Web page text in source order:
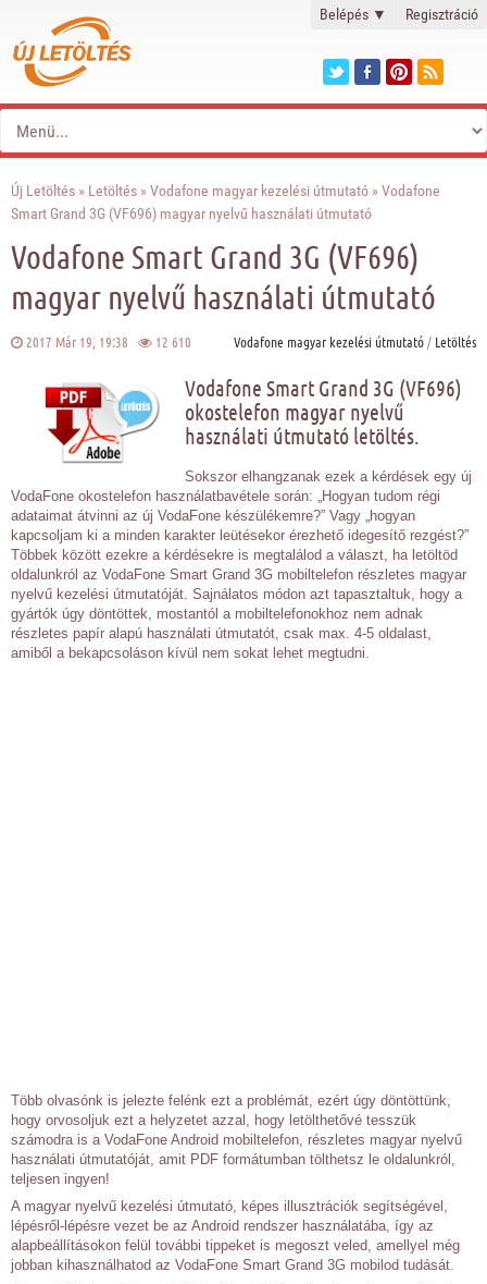
Belépés ▼ Regisztráció
Új Letöltés » Letöltés »Vodafone magyar kezelési útmutató » Vodafone
Smart Grand 3G (VF696) magyar nyelvű használati útmutató
Vodafone Smart Grand 3G (VF696)
magyar nyelvű használati útmutató
2017 Már 19, 19:38 12 610 Vodafone magyar kezelési útmutató/ Letöltés
Vodafone Smart Grand 3G (VF696)
okostelefon magyar nyelvű
használati útmutató letöltés.
Sokszor elhangzanak ezek a kérdések egy új
VodaFone okostelefon használatbavétele során: „Hogyan tudom régi
adataimat átvinni az új VodaFone készülékemre?” Vagy „hogyan
kapcsoljam ki a minden karakter leütésekor érezhető idegesítő rezgést?”
Többek között ezekre a kérdésekre is megtalálod a választ, ha letöltöd
oldalunkról az VodaFone Smart Grand 3G mobiltelefon részletes magyar
nyelvű kezelési útmutatóját. Sajnálatos módon azt tapasztaltuk, hogy a
gyártók úgy döntöttek, mostantól a mobiltelefonokhoz nem adnak
részletes papír alapú használati útmutatót, csak max. 4-5 oldalast,
amiből a bekapcsoláson kívül nem sokat lehet megtudni.
Több olvasónk is jelezte felénk ezt a problémát, ezért úgy döntöttünk,
hogy orvosoljuk ezt a helyzetet azzal, hogy letölthetővé tesszük
számodra is a VodaFone Android mobiltelefon, részletes magyar nyelvű
használati útmutatóját, amit PDF formátumban tölthetsz le oldalunkról,
teljesen ingyen!
A magyar nyelvű kezelési útmutató, képes illusztrációk segítségével,
lépésről-lépésre vezet be az Android rendszer használatába, így az
alapbeállításokon felül további tippeket is megoszt veled, amellyel még
jobban kihasználhatod az VodaFone Smart Grand 3G mobilod tudását.